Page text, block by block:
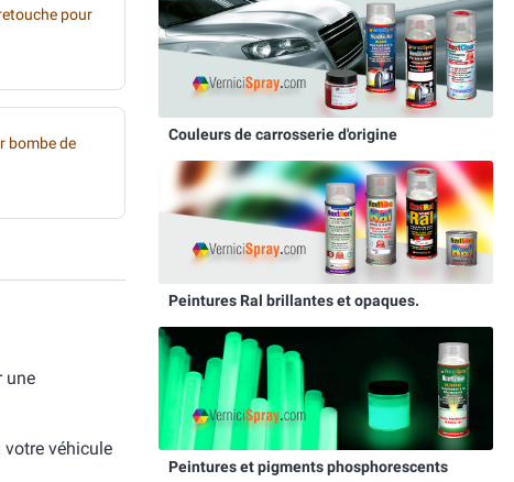
pour
bombe de
une
votre véhicule
Couleurs de carrosserie d'origine
Peintures Ral brillantes et opaques.
Peintures et pigments phosphorescents